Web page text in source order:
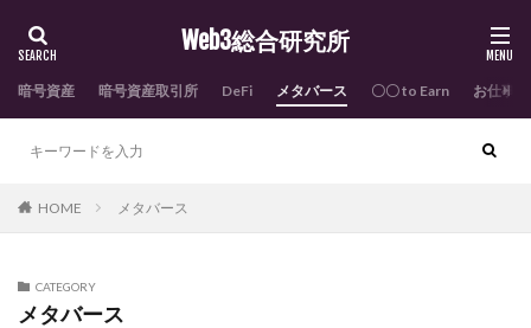
Web3総合研究所
暗号資産 暗号資産取引所 DeFi メタバース 〇〇 to Earn お仕事
HOME メタバース
CATEGORY
メタバース